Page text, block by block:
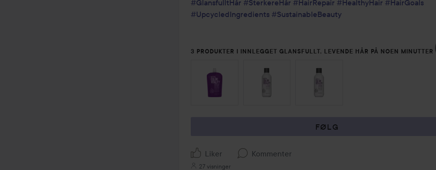
#GlansfulltHår #SterkereHår #HairRepair #HealthyHair #HairGoals
#UpcycledIngredients #SustainableBeauty
3 PRODUKTER I INNLEGGET GLANSFULLT, LEVENDE HÅR PÅ NOEN MINUTTER
HOPP OVER SEKSJON
FØLG
Liker Kommenter
27 visninger